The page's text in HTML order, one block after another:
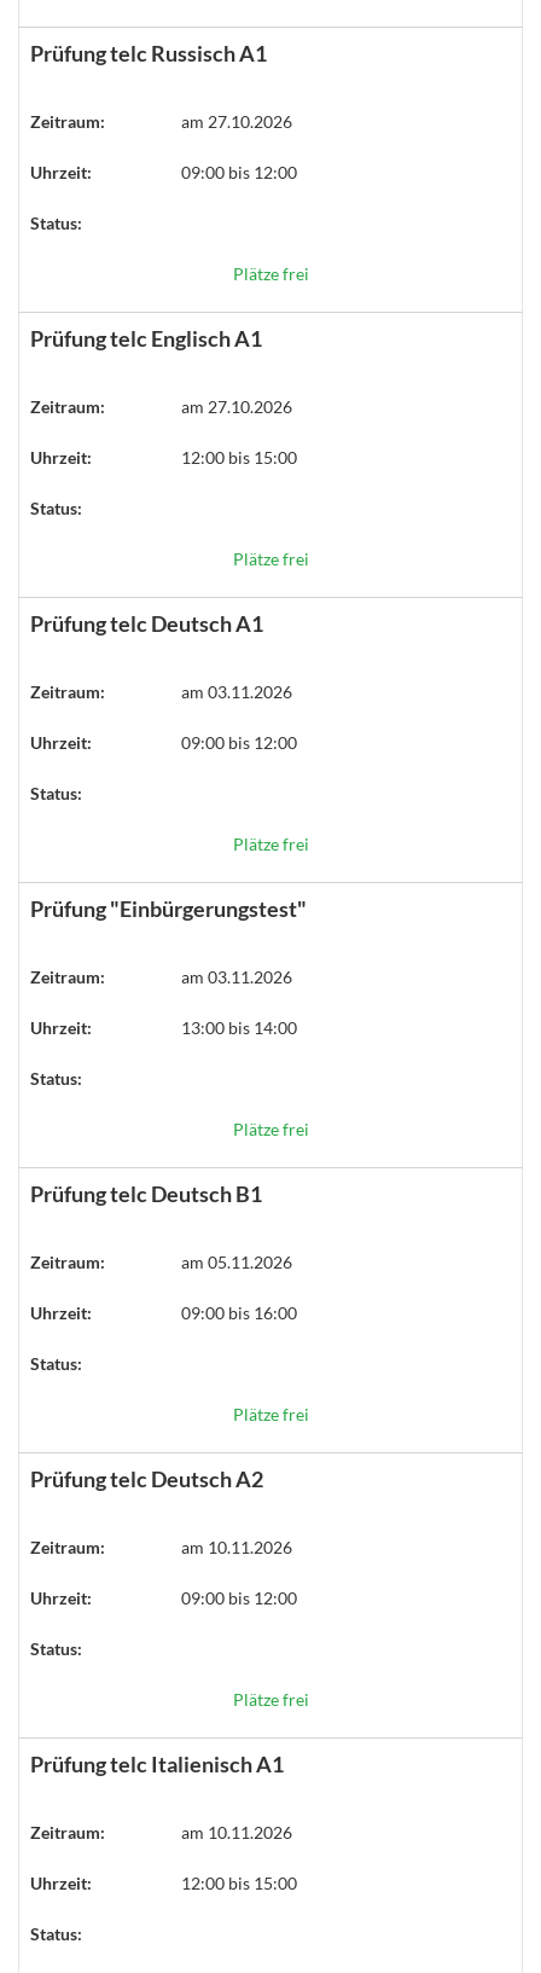
Prüfung telc Russisch A1
Zeitraum: am 27.10.2026
Uhrzeit: 09:00 bis 12:00
Status:
Plätze frei
Prüfung telc Englisch A1
Zeitraum: am 27.10.2026
Uhrzeit: 12:00 bis 15:00
Status:
Plätze frei
Prüfung telc Deutsch A1
Zeitraum: am 03.11.2026
Uhrzeit: 09:00 bis 12:00
Status:
Plätze frei
Prüfung "Einbürgerungstest"
Zeitraum: am 03.11.2026
Uhrzeit: 13:00 bis 14:00
Status:
Plätze frei
Prüfung telc Deutsch B1
Zeitraum: am 05.11.2026
Uhrzeit: 09:00 bis 16:00
Status:
Plätze frei
Prüfung telc Deutsch A2
Zeitraum: am 10.11.2026
Uhrzeit: 09:00 bis 12:00
Status:
Plätze frei
Prüfung telc Italienisch A1
Zeitraum: am 10.11.2026
Uhrzeit: 12:00 bis 15:00
Status: